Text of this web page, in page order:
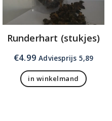
de
productpagina
Runderhart (stukjes)
€4.99 Adviesprijs 5,89
in winkelmand